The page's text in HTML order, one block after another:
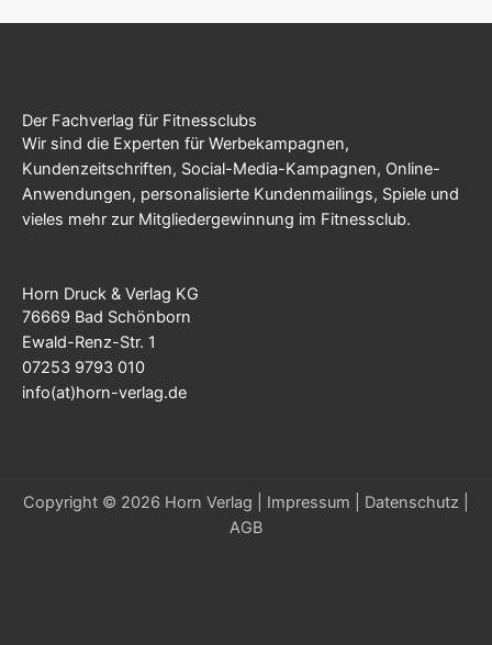
Der Fachverlag für Fitnessclubs
Wir sind die Experten für Werbekampagnen,
Kundenzeitschriften, Social-Media-Kampagnen, Online-
Anwendungen, personalisierte Kundenmailings, Spiele und
vieles mehr zur Mitgliedergewinnung im Fitnessclub.
Horn Druck & Verlag KG
76669 Bad Schönborn
Ewald-Renz-Str. 1
07253 9793 010
info(at)horn-verlag.de
Copyright © 2026 Horn Verlag | Impressum Datenschutz
AGB